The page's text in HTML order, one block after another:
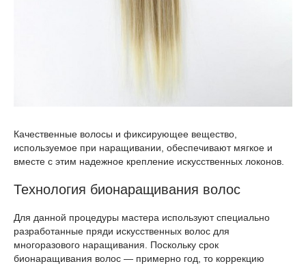
Качественные волосы и фиксирующее вещество,
используемое при наращивании, обеспечивают мягкое и
вместе с этим надежное крепление искусственных локонов.
Технология бионаращивания волос
Для данной процедуры мастера используют специально
разработанные пряди искусственных волос для
многоразового наращивания. Поскольку срок
бионаращивания волос — примерно год, то коррекцию